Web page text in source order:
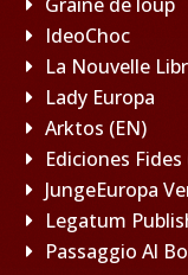
IdeoChoc
La Nouvelle
Lady Europa
Arktos (EN)
Ediciones Fides
JungeEuropa
Legatum
Passaggio Al